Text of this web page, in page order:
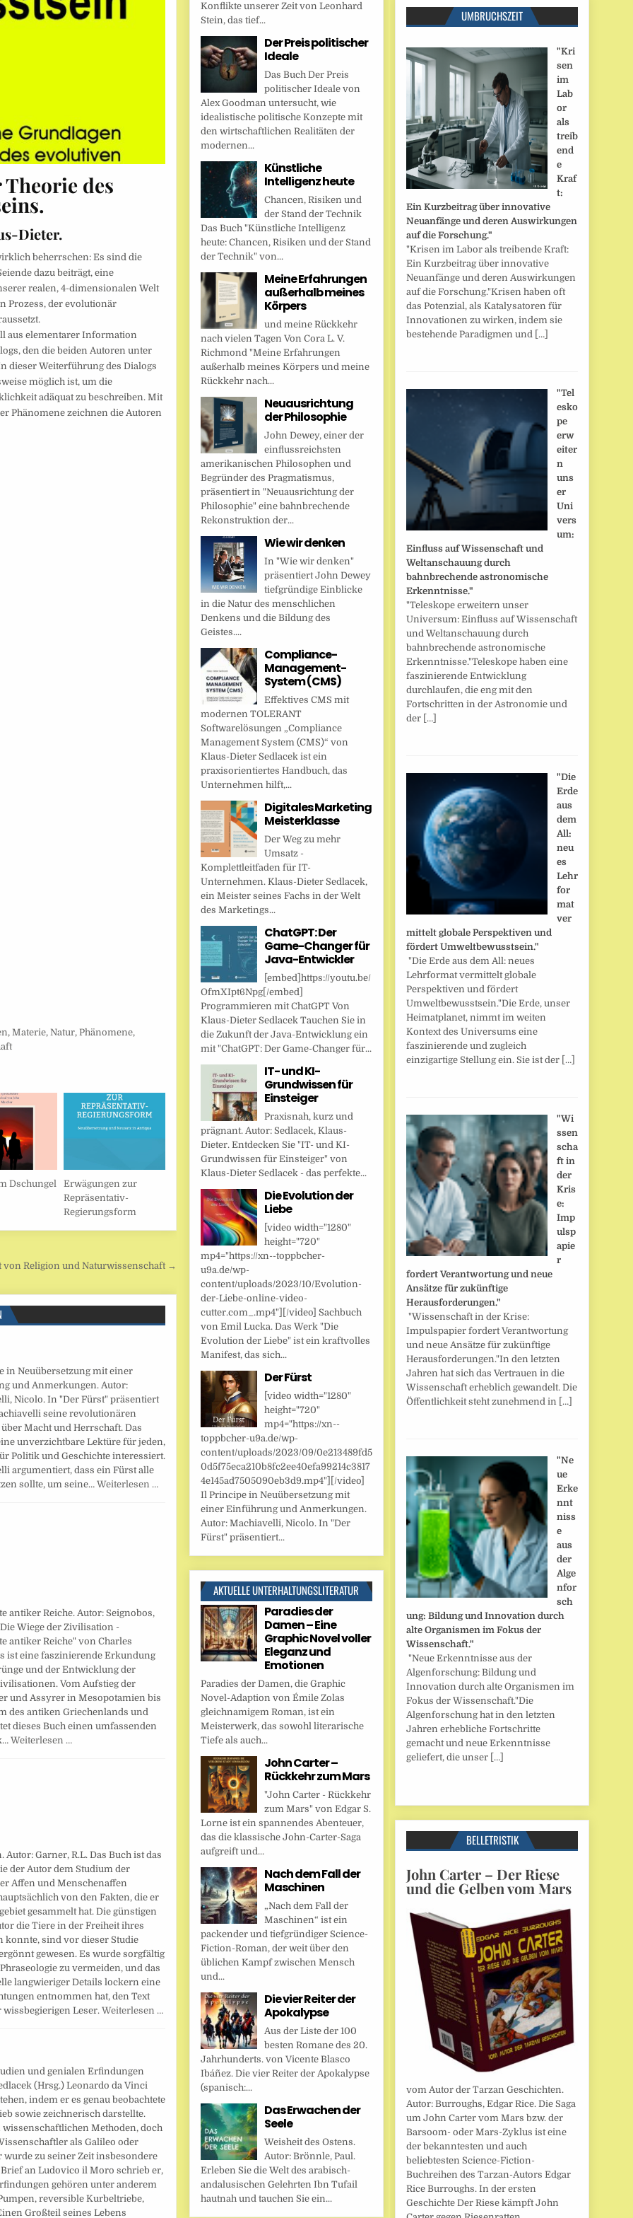
des
Dieter.
beherrschen: Es sind die
dazu beiträgt, eine
realen, 4-dimensionalen Welt
Prozess, der evolutionär
aus elementarer Information
den die beiden Autoren unter
dieser Weiterführung des Dialogs
möglich ist, um die
adäquat zu beschreiben. Mit
Phänomene zeichnen die Autoren
,Materie,Natur,Phänomene,
Dschungel
Erwägungen zur
Repräsentativ-
Regierungsform
von Religion und Naturwissenschaft →
in Neuübersetzung mit einer
und Anmerkungen. Autor:
Nicolo. In "Der Fürst" präsentiert
seine revolutionären
Macht und Herrschaft. Das
unverzichtbare Lektüre für jeden,
Politik und Geschichte interessiert.
argumentiert, dass ein Fürst alle
sollte, um seine…Weiterlesen …
antiker Reiche. Autor: Seignobos,
Wiege der Zivilisation -
antiker Reiche" von Charles
ist eine faszinierende Erkundung
und der Entwicklung der
Vom Aufstieg der
und Assyrer in Mesopotamien bis
des antiken Griechenlands und
dieses Buch einen umfassenden
Weiterlesen …
Garner, R.L. Das Buch ist das
der Autor dem Studium der
Affen und Menschenaffen
von den Fakten, die er
gesammelt hat. Die günstigen
die Tiere in der Freiheit ihres
konnte, sind vor dieser Studie
gewesen. Es wurde sorgfältig
zu vermeiden, und das
langwieriger Details lockern eine
entnommen hat, den Text
wissbegierigen Leser.Weiterlesen …
und genialen Erfindungen
(Hrsg.) Leonardo da Vinci
indem er es genau beobachtete
sowie zeichnerisch darstellte.
Methoden, doch
als Galileo oder
wurde zu seiner Zeit insbesondere
an Ludovico il Moro schrieb er,
gehören unter anderem
reversible Kurbeltriebe,
Großteil seines Lebens
Konflikte unserer Zeit von Leonhard
Stein, das tief...
Der Preis politischer
Ideale
Das Buch Der Preis
politischer Ideale von
Alex Goodman untersucht, wie
idealistische politische Konzepte mit
den wirtschaftlichen Realitäten der
modernen...
Künstliche
Intelligenz heute
Chancen, Risiken und
der Stand der Technik
Das Buch "Künstliche Intelligenz
heute: Chancen, Risiken und der Stand
der Technik" von...
Meine Erfahrungen
außerhalb meines
Körpers
und meine Rückkehr
nach vielen Tagen Von Cora L. V.
Richmond "Meine Erfahrungen
außerhalb meines Körpers und meine
Rückkehr nach...
Neuausrichtung
der Philosophie
John Dewey, einer der
einflussreichsten
amerikanischen Philosophen und
Begründer des Pragmatismus,
präsentiert in "Neuausrichtung der
Philosophie" eine bahnbrechende
Rekonstruktion der...
Wie wir denken
In "Wie wir denken"
präsentiert John Dewey
tiefgründige Einblicke
in die Natur des menschlichen
Denkens und die Bildung des
Geistes....
Compliance-
Management-
System (CMS)
Effektives CMS mit
modernen TOLERANT
Softwarelösungen „Compliance
Management System (CMS)“ von
Klaus-Dieter Sedlacek ist ein
praxisorientiertes Handbuch, das
Unternehmen hilft,...
Digitales Marketing
Meisterklasse
Der Weg zu mehr
Umsatz -
Komplettleitfaden für IT-
Unternehmen. Klaus-Dieter Sedlacek,
ein Meister seines Fachs in der Welt
des Marketings...
ChatGPT: Der
Game-Changer für
Java-Entwickler
[embed]https://youtu.be/
OfmXIpt6Npg[/embed]
Programmieren mit ChatGPT Von
Klaus-Dieter Sedlacek Tauchen Sie in
die Zukunft der Java-Entwicklung ein
mit "ChatGPT: Der Game-Changer für...
IT- und KI-
Grundwissen für
Einsteiger
Praxisnah, kurz und
prägnant. Autor: Sedlacek, Klaus-
Dieter. Entdecken Sie "IT- und KI-
Grundwissen für Einsteiger" von
Klaus-Dieter Sedlacek - das perfekte...
Die Evolution der
Liebe
[video width="1280"
height="720"
mp4="https://xn--toppbcher-
u9a.de/wp-
content/uploads/2023/10/Evolution-
der-Liebe-online-video-
cutter.com_.mp4"][/video] Sachbuch
von Emil Lucka. Das Werk "Die
Evolution der Liebe" ist ein kraftvolles
Manifest, das sich...
Der Fürst
[video width="1280"
height="720"
mp4="https://xn--
toppbcher-u9a.de/wp-
content/uploads/2023/09/0e213489fd5
0d5f75eca210b8fc2ee40efa99214c3817
4e145ad7505090eb3d9.mp4"][/video]
Il Principe in Neuübersetzung mit
einer Einführung und Anmerkungen.
Autor: Machiavelli, Nicolo. In "Der
Fürst" präsentiert...
AKTUELLE UNTERHALTUNGSLITERATUR
Paradies der
Damen – Eine
Graphic Novel voller
Eleganz und
Emotionen
Paradies der Damen, die Graphic
Novel-Adaption von Émile Zolas
gleichnamigem Roman, ist ein
Meisterwerk, das sowohl literarische
Tiefe als auch...
John Carter –
Rückkehr zum Mars
"John Carter - Rückkehr
zum Mars" von Edgar S.
Lorne ist ein spannendes Abenteuer,
das die klassische John-Carter-Saga
aufgreift und...
Nach dem Fall der
Maschinen
„Nach dem Fall der
Maschinen“ ist ein
packender und tiefgründiger Science-
Fiction-Roman, der weit über den
üblichen Kampf zwischen Mensch
und...
Die vier Reiter der
Apokalypse
Aus der Liste der 100
besten Romane des 20.
Jahrhunderts. von Vicente Blasco
Ibáñez. Die vier Reiter der Apokalypse
(spanisch:...
Das Erwachen der
Seele
Weisheit des Ostens.
Autor: Brönnle, Paul.
Erleben Sie die Welt des arabisch-
andalusischen Gelehrten Ibn Tufail
hautnah und tauchen Sie ein...
UMBRUCHSZEIT
"Kri
sen
im
Lab
or
als
treib
end
e
Kraf
t:
Ein Kurzbeitrag über innovative
Neuanfänge und deren Auswirkungen
auf die Forschung."
"Krisen im Labor als treibende Kraft:
Ein Kurzbeitrag über innovative
Neuanfänge und deren Auswirkungen
auf die Forschung."Krisen haben oft
das Potenzial, als Katalysatoren für
Innovationen zu wirken, indem sie
bestehende Paradigmen und […]
"Tel
esko
pe
erw
eiter
n
uns
er
Uni
vers
um:
Einfluss auf Wissenschaft und
Weltanschauung durch
bahnbrechende astronomische
Erkenntnisse."
"Teleskope erweitern unser
Universum: Einfluss auf Wissenschaft
und Weltanschauung durch
bahnbrechende astronomische
Erkenntnisse."Teleskope haben eine
faszinierende Entwicklung
durchlaufen, die eng mit den
Fortschritten in der Astronomie und
der […]
"Die
Erde
aus
dem
All:
neu
es
Lehr
for
mat
ver
mittelt globale Perspektiven und
fördert Umweltbewusstsein."
"Die Erde aus dem All: neues
Lehrformat vermittelt globale
Perspektiven und fördert
Umweltbewusstsein."Die Erde, unser
Heimatplanet, nimmt im weiten
Kontext des Universums eine
faszinierende und zugleich
einzigartige Stellung ein. Sie ist der […]
"Wi
ssen
scha
ft in
der
Kris
e:
Imp
ulsp
apie
r
fordert Verantwortung und neue
Ansätze für zukünftige
Herausforderungen."
"Wissenschaft in der Krise:
Impulspapier fordert Verantwortung
und neue Ansätze für zukünftige
Herausforderungen."In den letzten
Jahren hat sich das Vertrauen in die
Wissenschaft erheblich gewandelt. Die
Öffentlichkeit steht zunehmend in […]
"Ne
ue
Erke
nnt
niss
e
aus
der
Alge
nfor
sch
ung: Bildung und Innovation durch
alte Organismen im Fokus der
Wissenschaft."
"Neue Erkenntnisse aus der
Algenforschung: Bildung und
Innovation durch alte Organismen im
Fokus der Wissenschaft."Die
Algenforschung hat in den letzten
Jahren erhebliche Fortschritte
gemacht und neue Erkenntnisse
geliefert, die unser […]
BELLETRISTIK
John Carter – Der Riese
und die Gelben vom Mars
vom Autor der Tarzan Geschichten.
Autor: Burroughs, Edgar Rice. Die Saga
um John Carter vom Mars bzw. der
Barsoom- oder Mars-Zyklus ist eine
der bekanntesten und auch
beliebtesten Science-Fiction-
Buchreihen des Tarzan-Autors Edgar
Rice Burroughs. In der ersten
Geschichte Der Riese kämpft John